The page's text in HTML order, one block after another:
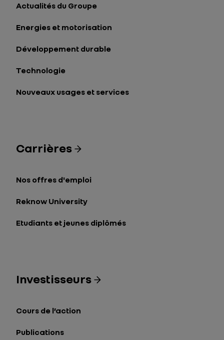
Actualités du Groupe
Energies et motorisation
Développement durable
Technologie
Nouveaux usages et services
Carrières
Nos offres d'emploi
Reknow University
Etudiants et jeunes diplômés
Investisseurs
Cours de l’action
Publications